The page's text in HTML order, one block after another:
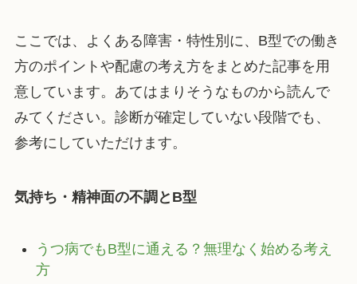
ここでは、よくある障害・特性別に、B型での働き
方のポイントや配慮の考え方をまとめた記事を用
意しています。あてはまりそうなものから読んで
みてください。診断が確定していない段階でも、
参考にしていただけます。
気持ち・精神面の不調とB型
うつ病でもB型に通える？無理なく始める考え
方